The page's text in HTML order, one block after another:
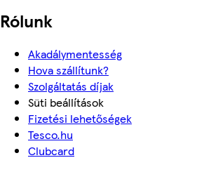
Rólunk
Akadálymentesség
Hova szállítunk?
Szolgáltatás díjak
Süti beállítások
Fizetési lehetőségek
Tesco.hu
Clubcard